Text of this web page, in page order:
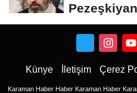
Künye İletişim Çerez
Karaman Haber Haber Karaman Haber